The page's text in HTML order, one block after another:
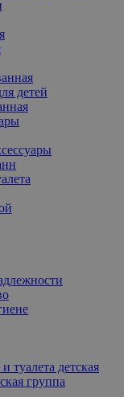
детей
туалета детская
группа